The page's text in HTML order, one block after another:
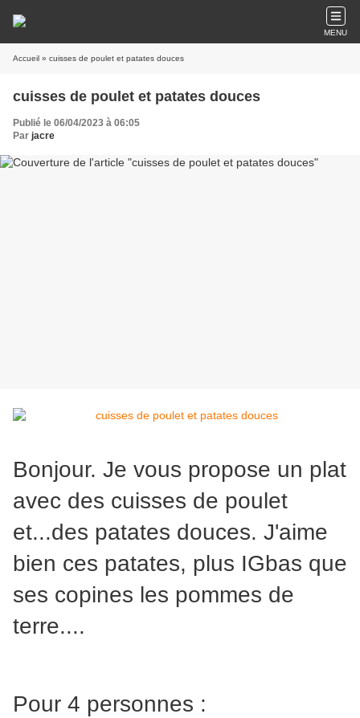
MENU
Accueil » cuisses de poulet et patates douces
cuisses de poulet et patates douces
Publié le 06/04/2023 à 06:05
Par jacre
Bonjour. Je vous propose un plat
avec des cuisses de poulet
et...des patates douces. J'aime
bien ces patates, plus IGbas que
ses copines les pommes de
terre....
Pour 4 personnes :